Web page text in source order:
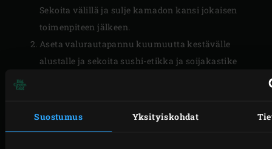
Suostumus Yksityiskohdat
Sekoita välillä ja sulje kamadon kansi jokaisen
toimenpiteen jälkeen.
Aseta valurautapannu kuumuutta kestävälle
alustalle ja sekoita sushi-etikka ja soijakastike
tarkoitus.
Asetapuolikas plancha